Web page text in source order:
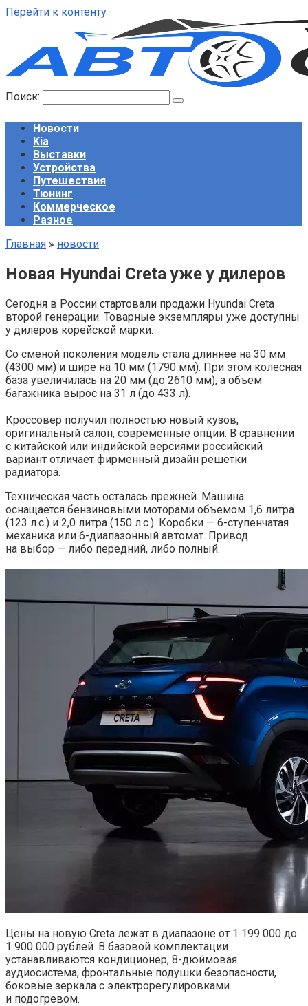
Перейти к контенту
Поиск:
Новости
Kia
Выставки
Устройства
Путешествия
Тюнинг
Коммерческое
Разное
Главная » новости
Новая Hyundai Creta уже у дилеров
Сегодня в России стартовали продажи Hyundai Creta
второй генерации. Товарные экземпляры уже доступны
у дилеров корейской марки.
Со сменой поколения модель стала длиннее на 30 мм
(4300 мм) и шире на 10 мм (1790 мм). При этом колесная
база увеличилась на 20 мм (до 2610 мм), а объем
багажника вырос на 31 л (до 433 л).
Кроссовер получил полностью новый кузов,
оригинальный салон, современные опции. В сравнении
с китайской или индийской версиями российский
вариант отличает фирменный дизайн решетки
радиатора.
Техническая часть осталась прежней. Машина
оснащается бензиновыми моторами объемом 1,6 литра
(123 л.с.) и 2,0 литра (150 л.с.). Коробки — 6-ступенчатая
механика или 6-диапазонный автомат. Привод
на выбор — либо передний, либо полный.
Цены на новую Creta лежат в диапазоне от 1 199 000 до
1 900 000 рублей. В базовой комплектации
устанавливаются кондиционер, 8-дюймовая
аудиосистема, фронтальные подушки безопасности,
боковые зеркала с электрорегулировками
и подогревом.